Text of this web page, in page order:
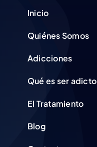
Inicio
Quiénes Somos
Adicciones
Qué es ser adicto
El Tratamiento
Blog